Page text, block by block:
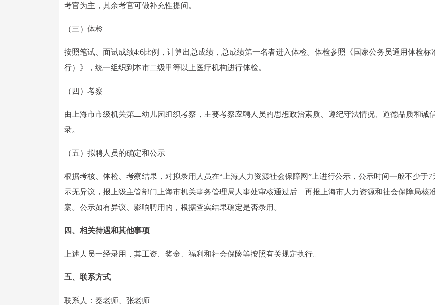
考官为主，其余考官可做补充性提问。
（三）体检
按照笔试、面试成绩4:6比例，计算出总成绩，总成绩第一名者进入体检。体检参照《国家公务员通用体检标
行）》，统一组织到本市二级甲等以上医疗机构进行体检。
（四）考察
由上海市市级机关第二幼儿园组织考察，主要考察应聘人员的思想政治素质、遵纪守法情况、道德品质和诚
录。
（五）拟聘人员的确定和公示
根据考核、体检、考察结果，对拟录用人员在“上海人力资源社会保障网”上进行公示，公示时间一般不少于7
示无异议，报上级主管部门上海市机关事务管理局人事处审核通过后，再报上海市人力资源和社会保障局核
案。公示如有异议、影响聘用的，根据查实结果确定是否录用。
四、相关待遇和其他事项
上述人员一经录用，其工资、奖金、福利和社会保险等按照有关规定执行。
五、联系方式
联系人：秦老师、张老师